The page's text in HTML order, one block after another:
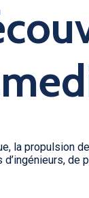
la propulsion